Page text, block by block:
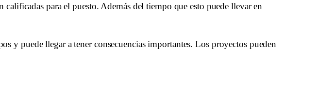
para el puesto. Además del tiempo que esto puede llevar en
y puede llegar a tener consecuencias importantes. Los proyectos pueden